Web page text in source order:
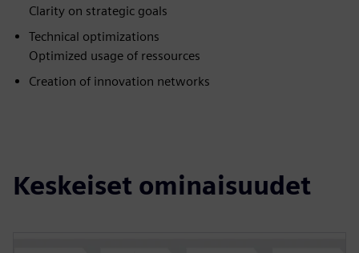
Clarity on strategic goals
Technical optimizations
Optimized usage of ressources
Creation of innovation networks
Keskeiset ominaisuudet